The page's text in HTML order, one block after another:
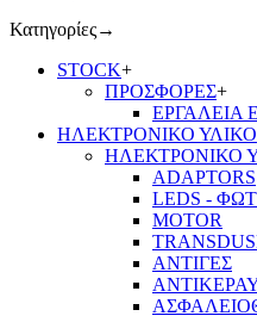
Κατηγορίες→
STOCK+
ΠΡΟΣΦΟΡΕΣ+
ΕΡΓΑΛΕΙΑ
ΗΛΕΚΤΡΟΝΙΚΟ ΥΛΙΚΟ
ΗΛΕΚΤΡΟΝΙΚΟ
ADAPTORS
LEDS -
MOTOR
ΑΝΤΙΓΕΣ